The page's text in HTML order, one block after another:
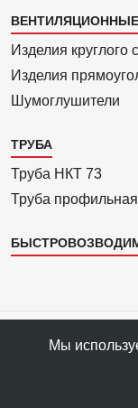
Каталог
4
Изделия круглого
Изделия
Шумоглушители
ТРУБА
Труба НКТ 73
Труба профильная
Все права
Мы